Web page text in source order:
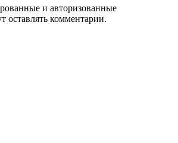
и авторизованные
оставлять комментарии.